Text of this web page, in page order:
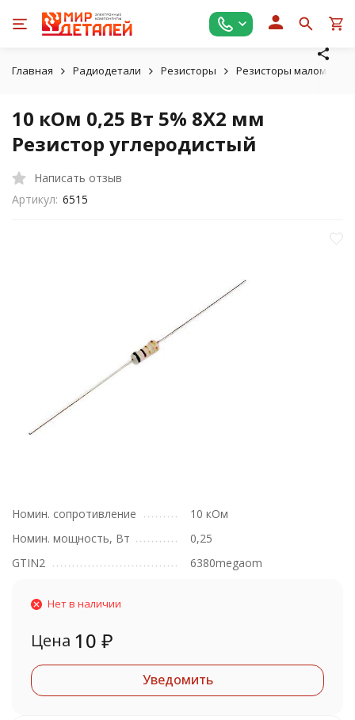
Главная Радиодетали Резисторы Резисторы
10 кОм 0,25 Вт 5% 8X2 мм
Резистор углеродистый
Написать отзыв
Артикул: 6515
Номин. сопротивление
10 кОм
Номин. мощность, Вт
0,25
GTIN2
6380megaom
Нет в наличии
Цена 10 ₽
Уведомить